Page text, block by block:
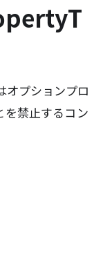
オプションプロ
を禁止するコン